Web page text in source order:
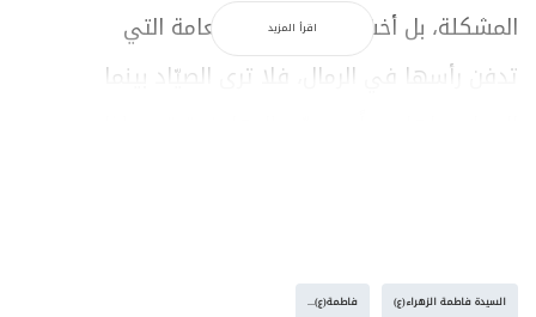
المشكلة، بل أخشى أن نكون كالنعامة التي
تدفن رأسها في الرمال، فلا ترى الصيّاد بينما
اقرأ المزيد
السيدة فاطمة الزهراء(ع) فاطمة(ع)...